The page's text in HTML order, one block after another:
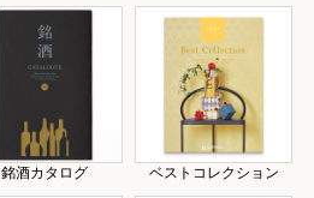
銘酒カタログ ベストコレクション